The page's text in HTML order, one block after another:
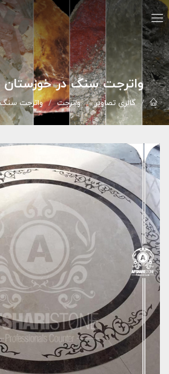
واترجت سنگ در خوزستان |
گالري تصاوير واترجت واترجت سنگ در